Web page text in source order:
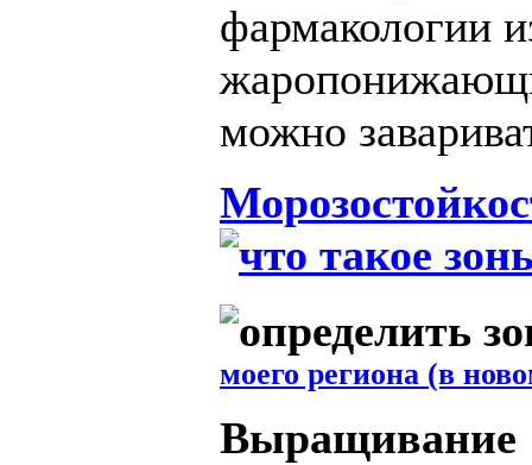
фармакологии
можно
моего региона (в
Выращивание